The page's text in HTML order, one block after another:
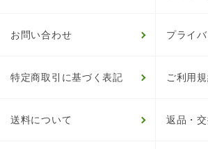
お問い合わせ プライ
特定商取引に基づく表記 ご利用
送料について 返品・